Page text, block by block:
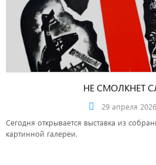
НЕ СМОЛКНЕТ
29 апреля
Сегодня открывается выставка из
картинной галереи.